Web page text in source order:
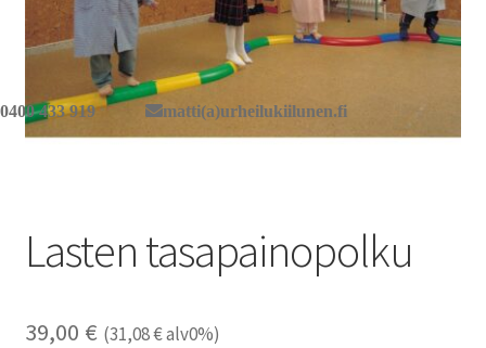
0400 433 919 matti(a)urheilukiilunen.fi
Lasten tasapainopolku
39,00 € (31,08€alv0%)